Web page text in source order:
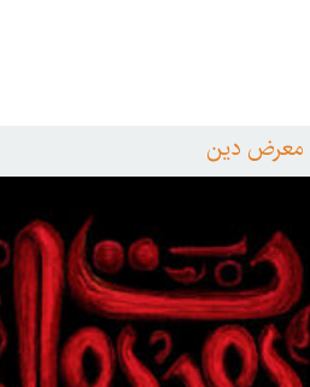
معرض دین